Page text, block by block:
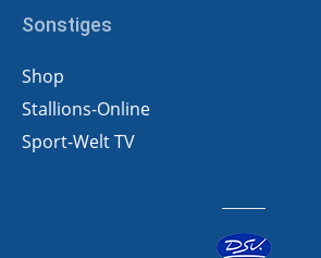
Sonstiges
Shop
Stallions-Online
Sport-Welt TV